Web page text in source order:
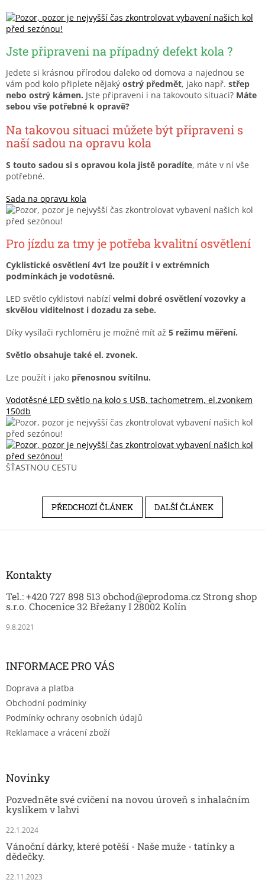
Jste připraveni na případný defekt kola ?
Jedete si krásnou přírodou daleko od domova a najednou se
vám pod kolo připlete nějaký ostrý předmět, jako např. střep
nebo ostrý kámen. Jste připraveni i na takovouto situaci? Máte
sebou vše potřebné k opravě?
Na takovou situaci můžete být připraveni s
naší sadou na opravu kola
S touto sadou si s opravou kola jistě poradíte, máte v ní vše
potřebné.
Sada na opravu kola
Pro jízdu za tmy je potřeba kvalitní osvětlení
Cyklistické osvětlení 4v1 lze použít i v extrémních
podmínkách je vodotěsné.
LED světlo cyklistovi nabízí velmi dobré osvětlení vozovky a
skvělou viditelnost i dozadu za sebe.
Díky vysílači rychloměru je možné mít až 5 režimu měření.
Světlo obsahuje také el. zvonek.
Lze použít i jako přenosnou svítilnu.
Vodotěsné LED světlo na kolo s USB, tachometrem, el.zvonkem
150db
ŠŤASTNOU CESTU
PŘEDCHOZÍ ČLÁNEK DALŠÍ ČLÁNEK
Kontakty
Tel.: +420 727 898 513 obchod@eprodoma.cz Strong shop
s.r.o. Chocenice 32 Břežany I 28002 Kolín
9.8.2021
INFORMACE PRO VÁS
Doprava a platba
Obchodní podmínky
Podmínky ochrany osobních údajů
Reklamace a vrácení zboží
Novinky
Pozvedněte své cvičení na novou úroveň s inhalačním
kyslíkem v lahvi
22.1.2024
Vánoční dárky, které potěší - Naše muže - tatínky a
dědečky.
22.11.2023